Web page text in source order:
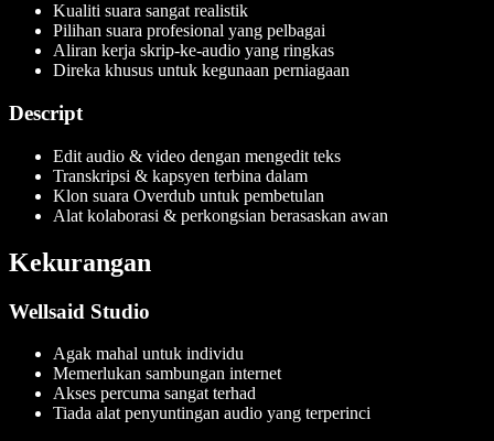
Kualiti suara sangat realistik
Pilihan suara profesional yang pelbagai
Aliran kerja skrip-ke-audio yang ringkas
Direka khusus untuk kegunaan perniagaan
Descript
Edit audio & video dengan mengedit teks
Transkripsi & kapsyen terbina dalam
Klon suara Overdub untuk pembetulan
Alat kolaborasi & perkongsian berasaskan awan
Kekurangan
Wellsaid Studio
Agak mahal untuk individu
Memerlukan sambungan internet
Akses percuma sangat terhad
Tiada alat penyuntingan audio yang terperinci